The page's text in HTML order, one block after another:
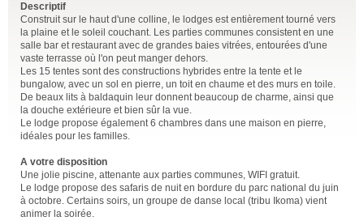
Descriptif
Construit sur le haut d'une colline, le lodges est entièrement tourné vers
la plaine et le soleil couchant. Les parties communes consistent en une
salle bar et restaurant avec de grandes baies vitrées, entourées d'une
vaste terrasse où l'on peut manger dehors.
Les 15 tentes sont des constructions hybrides entre la tente et le
bungalow, avec un sol en pierre, un toit en chaume et des murs en toile.
De beaux lits à baldaquin leur donnent beaucoup de charme, ainsi que
la douche extérieure et bien sûr la vue.
Le lodge propose également 6 chambres dans une maison en pierre,
idéales pour les familles.
A votre disposition
Une jolie piscine, attenante aux parties communes, WIFI gratuit.
Le lodge propose des safaris de nuit en bordure du parc national du juin
à octobre. Certains soirs, un groupe de danse local (tribu Ikoma) vient
animer la soirée.